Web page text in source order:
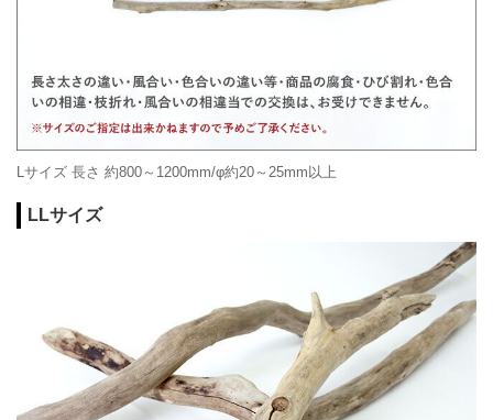
Lサイズ 長さ 約800～1200mm/φ約20～25mm以上
LLサイズ